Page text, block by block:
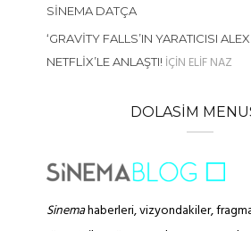
SINEMA DATÇA
‘GRAVITY FALLS’IN YARATICISI
NETFLIX’LE ANLAŞTI!IÇIN ELIF NAZ
DOLASIM
Sinemahaberleri, vizyondakiler,